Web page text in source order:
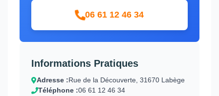
06 61 12 46 34
Informations Pratiques
Adresse :Rue de la Découverte, 31670 Labège
Téléphone :06 61 12 46 34